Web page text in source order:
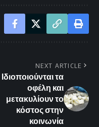
NEXT ARTICLE
Ιδιοποιούνται τα
οφέλη και
μετακυλίουν το
κόστος στην
κοινωνία